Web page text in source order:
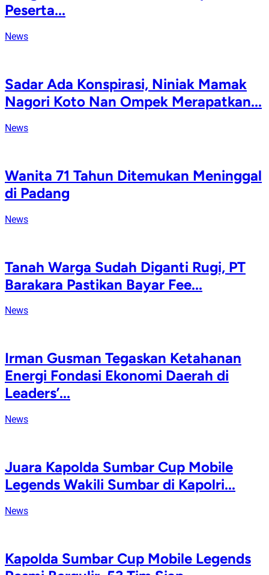
Peserta...
News
Sadar Ada Konspirasi, Niniak Mamak
Nagori Koto Nan Ompek Merapatkan...
News
Wanita 71 Tahun Ditemukan Meninggal
di Padang
News
Tanah Warga Sudah Diganti Rugi, PT
Barakara Pastikan Bayar Fee...
News
Irman Gusman Tegaskan Ketahanan
Energi Fondasi Ekonomi Daerah di
Leaders’...
News
Juara Kapolda Sumbar Cup Mobile
Legends Wakili Sumbar di Kapolri...
News
Kapolda Sumbar Cup Mobile Legends